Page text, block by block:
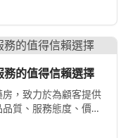
務的值得信賴選擇
，致力於為顧客提供
質、服務態度、價格